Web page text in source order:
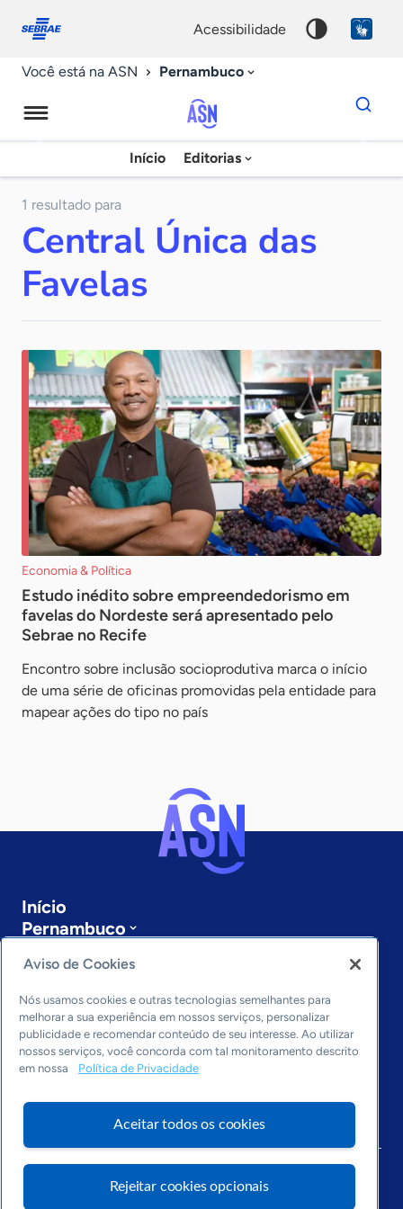
conosco
acessibilidade
Você está na ASN Pernambuco
Agência
Sebrae
Notícias
Início Editorias
Dados
para
chave
1 resultado para
Central Única das
Favelas
Economia & Política
Estudo inédito sobre empreendedorismo em
favelas do Nordeste será apresentado pelo
Sebrae no Recife
Encontro sobre inclusão socioprodutiva marca o início
de uma série de oficinas promovidas pela entidade para
mapear ações do tipo no país
Início
Pernambuco
Últimas notícias
Entre em contato
Editorias
Economia & Política
Inovação & Tecnologia
Aviso de Cookies
Nós usamos cookies e outras tecnologias semelhantes para
melhorar a sua experiência em nossos serviços, personalizar
publicidade e recomendar conteúdo de seu interesse. Ao utilizar
nossos serviços, você concorda com tal monitoramento descrito
em nossa
Política de Privacidade
Aceitar todos os cookies
Rejeitar cookies opcionais